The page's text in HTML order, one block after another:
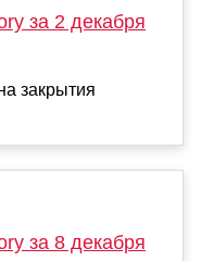
за 2 декабря
закрытия
за 8 декабря